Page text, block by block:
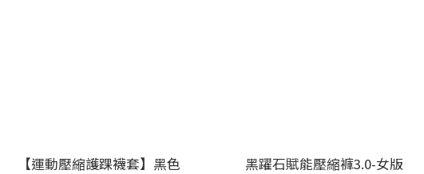
【運動壓縮護踝襪套】黑色 黑躍石賦能壓縮褲3.0-女版